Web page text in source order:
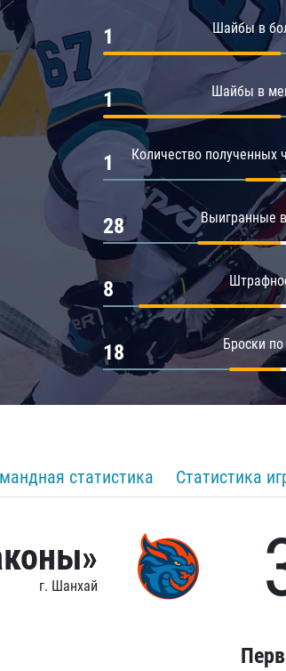
Драконы
Амур
Барыс
Салават Юлаев
Шайбы в
1
Шайбы в
1
Количество полученных
1
Выигранные
28
8
Броски
18
статистика Статистика
г. Шанхай